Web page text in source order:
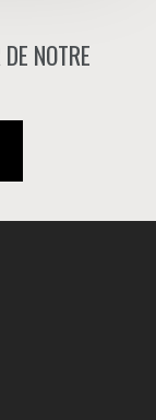
NOTRE